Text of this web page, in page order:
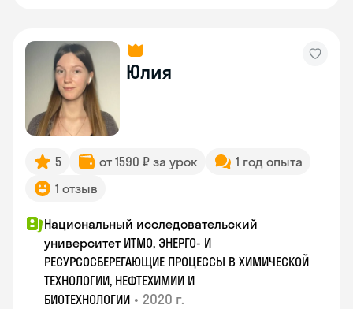
Юлия
5 от 1590 ₽ за урок
1 год опыта
1 отзыв
Национальный исследовательский
университет ИТМО, ЭНЕРГО- И
РЕСУРСОСБЕРЕГАЮЩИЕ ПРОЦЕССЫ В ХИМИЧЕСКОЙ
ТЕХНОЛОГИИ, НЕФТЕХИМИИ И
БИОТЕХНОЛОГИИ • 2020 г.